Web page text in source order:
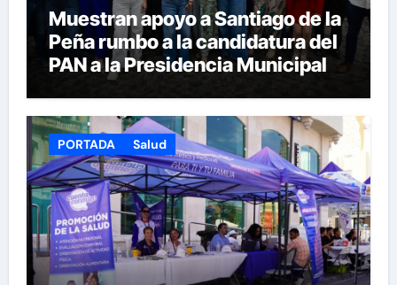
Muestran apoyo a Santiago de la
Peña rumbo a la candidatura del
PAN a la Presidencia Municipal
PORTADA Salud